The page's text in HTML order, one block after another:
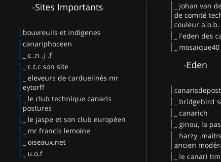
-Sites Importants
bouvreuils et indigenes
canariphoceen
_ c .n .j .f
_ c.t.c son site
_ eleveurs de carduelinès mr
eytorff
_ le club technique canaris
postures
_ le jaspe et son club européen
_ mr francis lemoine
_ oiseaux.net
_ u.o.f
_ johan van
de comité
couleur a.o.b.
_ l'eden des
_ mosaique40
-Eden
_ bridgebird
_ canarich
_ ginou, la
_ harzy
ancien
_ le canari